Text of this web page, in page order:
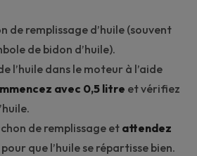
de remplissage d’huile (souvent
de bidon d’huile).
l’huile dans le moteur à l’aide
avec 0,5 litre et vérifiez
de remplissage et attendez
pour que l’huile se répartisse bien.